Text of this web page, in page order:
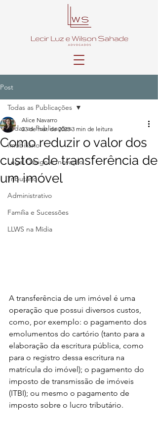
Post
Todas as Publicações
Imobiliário
Legal Design e Inovação
Tributário
Administrativo
Família e Sucessões
LLWS na Mídia
Todas as Publicações
Como reduzir o valor dos
custos de transferência de
um imóvel
Alice Navarro
23 de mar. de 2023 3 min de leitura
A transferência de um imóvel é uma
operação que possui diversos custos,
como, por exemplo: o pagamento dos
emolumentos do cartório (tanto para a
elaboração da escritura pública, como
para o registro dessa escritura na
matrícula do imóvel); o pagamento do
imposto de transmissão de imóveis
(ITBI); ou mesmo o pagamento de
imposto sobre o lucro tributário.